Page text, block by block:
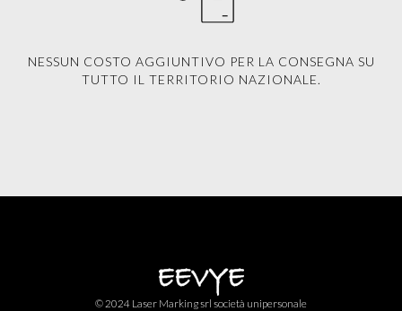
NESSUN COSTO AGGIUNTIVO PER LA CONSEGNA SU
TUTTO IL TERRITORIO NAZIONALE.
© 2024 Laser Marking srl società unipersonale